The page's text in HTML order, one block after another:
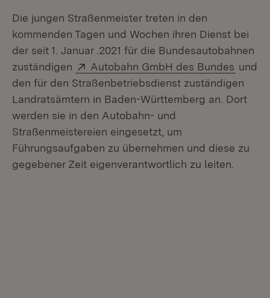
Die jungen Straßenmeister treten in den
kommenden Tagen und Wochen ihren Dienst bei
der seit 1. Januar .2021 für die Bundesautobahnen
zuständigen
Extern:
Autobahn GmbH des Bundes und
den für den Straßenbetriebsdienst zuständigen
Landratsämtern in Baden-Württemberg an. Dort
werden sie in den Autobahn- und
Straßenmeistereien eingesetzt, um
Führungsaufgaben zu übernehmen und diese zu
gegebener Zeit eigenverantwortlich zu leiten.